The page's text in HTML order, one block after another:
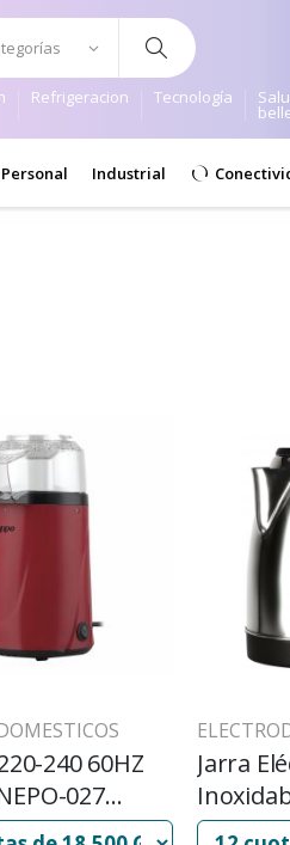
Refrigeracion Tecnología
Industrial
027
Jarra
1800